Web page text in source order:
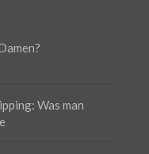
Was man